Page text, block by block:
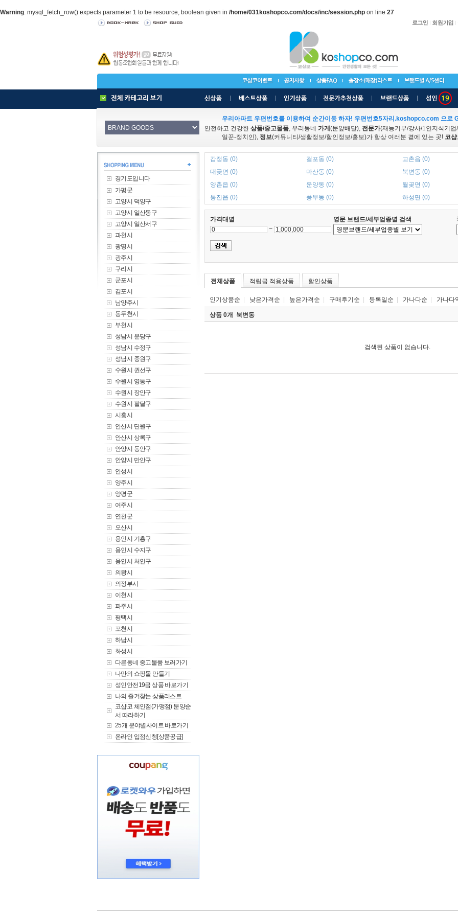
Warning: mysql_fetch_row() expects parameter 1 to be resource, boolean given in /home/031koshopco.com/docs/inc/session.php on line 27
우리아파트 우편번호를 이용하여 순간이동 하자! 우편번호5자리.koshopco.com 으로
안전하고 건강한 상품/중고물품, 우리동네 가게 (문앞배달), 전문가(재능기부/강사/1인지식기업
일꾼-정치인), 정보(커뮤니티/생활정보/할인정보/홍보)가 항상 여러분 곁에 있는 곳! 코
경기도입니다
가평군
고양시 덕양구
고양시 일산동구
고양시 일산서구
과천시
광명시
광주시
구리시
군포시
김포시
남양주시
동두천시
부천시
성남시 분당구
성남시 수정구
성남시 중원구
수원시 권선구
수원시 영통구
수원시 장안구
수원시 팔달구
시흥시
안산시 단원구
안산시 상록구
안양시 동안구
안양시 만안구
안성시
양주시
양평군
여주시
연천군
오산시
용인시 기흥구
용인시 수지구
용인시 처인구
의왕시
의정부시
이천시
파주시
평택시
포천시
하남시
화성시
다른동네 중고물품 보러가기
나만의 쇼핑몰 만들기
성인안전19금 상품 바로가기
나의 즐겨찾는 상품리스트
코샵코 체인점(가맹점) 분양순
서 따라하기
25개 분야별사이트 바로가기
온라인 입점신청[상품공급]
감정동 (0) 걸포동 (0)
고촌읍 (0)
대곶면 (0)
마산동 (0)
북변동 (0)
양촌읍 (0)
운양동 (0)
월곶면 (0)
통진읍 (0)
풍무동 (0) 하성면 (0)
가격대별 영문 브랜드/세부업종별 검색
~
전체상품 적립금 적용상품 할인상품
인기상품순 낮은가격순 높은가격순 구매후기순 등록일순 가나다순 가나다
상품 0개 북변동
검색된 상품이 없습니다.